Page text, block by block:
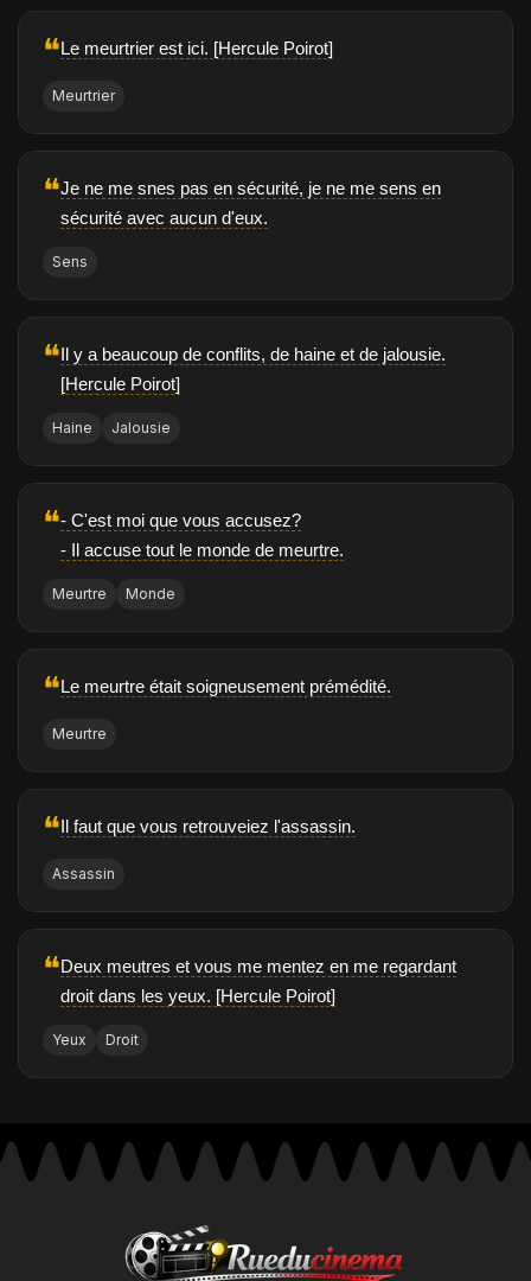
❝Le meurtrier est ici. [Hercule Poirot]
Meurtrier
❝Je ne me snes pas en sécurité, je ne me sens en
sécurité avec aucun d'eux.
Sens
❝Il y a beaucoup de conflits, de haine et de jalousie.
[Hercule Poirot]
Haine Jalousie
❝- C'est moi que vous accusez?
- Il accuse tout le monde de meurtre.
Meurtre Monde
❝Le meurtre était soigneusement prémédité.
Meurtre
❝Il faut que vous retrouveiez l'assassin.
Assassin
❝Deux meutres et vous me mentez en me regardant
droit dans les yeux. [Hercule Poirot]
Yeux Droit